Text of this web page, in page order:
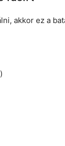
akkor ez a